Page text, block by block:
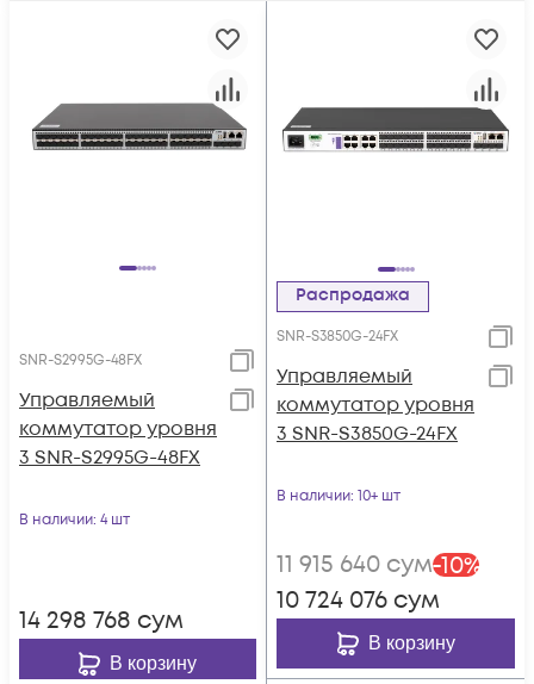
SNR-S2995G-48FX
Управляемый
коммутатор уровня
3 SNR-S2995G-48FX
В наличии: 4 шт
14 298 768 сум
В корзину
Распродажа
SNR-S3850G-24FX
Управляемый
коммутатор уровня
3 SNR-S3850G-24FX
В наличии: 10+ шт
11 915 640 сум-10%
10 724 076 сум
В корзину